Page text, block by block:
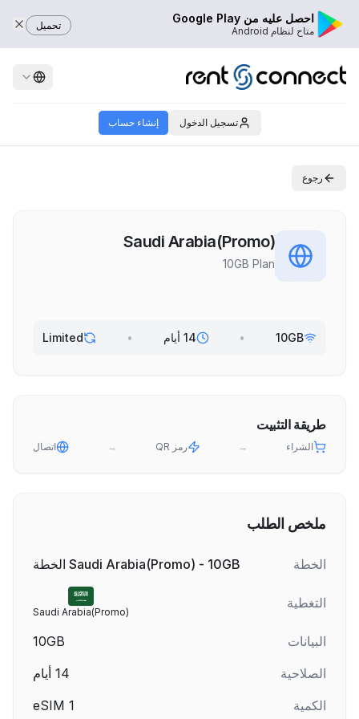
احصل عليه من Google Play
متاح لنظام Android تحميل
تسجيل الدخول إنشاء حساب
رجوع
Saudi Arabia(Promo)
10GB Plan
10GB
• 14 أيام •
Limited
طريقة التثبيت
الشراء → رمز QR → اتصال
ملخص الطلب
الخطة Saudi Arabia(Promo) - 10GB الخطة
التغطية
Saudi Arabia(Promo)
البيانات
10GB
الصلاحية
14 أيام
الكمية
1